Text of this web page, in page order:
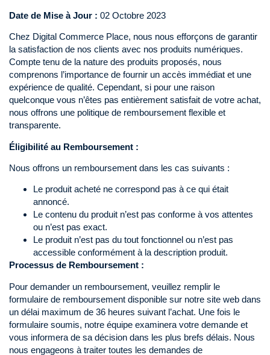
Date de Mise à Jour : 02 Octobre 2023
Chez Digital Commerce Place, nous nous efforçons de garantir
la satisfaction de nos clients avec nos produits numériques.
Compte tenu de la nature des produits proposés, nous
comprenons l’importance de fournir un accès immédiat et une
expérience de qualité. Cependant, si pour une raison
quelconque vous n’êtes pas entièrement satisfait de votre achat,
nous offrons une politique de remboursement flexible et
transparente.
Éligibilité au Remboursement :
Nous offrons un remboursement dans les cas suivants :
Le produit acheté ne correspond pas à ce qui était
annoncé.
Le contenu du produit n’est pas conforme à vos attentes
ou n’est pas exact.
Le produit n’est pas du tout fonctionnel ou n’est pas
accessible conformément à la description produit.
Processus de Remboursement :
Pour demander un remboursement, veuillez remplir le
formulaire de remboursement disponible sur notre site web dans
un délai maximum de 36 heures suivant l’achat. Une fois le
formulaire soumis, notre équipe examinera votre demande et
vous informera de sa décision dans les plus brefs délais. Nous
nous engageons à traiter toutes les demandes de